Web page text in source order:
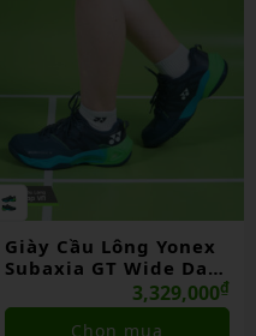
Giày Cầu Lông Yonex
Subaxia GT Wide Dark
Green Chính Hãng
3,329,000₫
Chọn mua